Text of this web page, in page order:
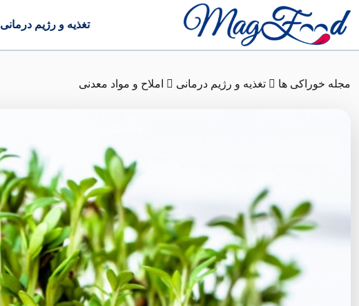
تغذیه و رژیم درمانی
مجله خوراکی ها تغذیه و رژیم درمانی املاح و مواد معدنی